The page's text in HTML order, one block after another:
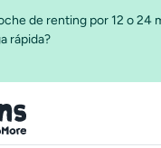
de renting por 12 o 24
rápida?